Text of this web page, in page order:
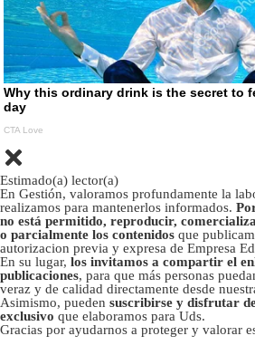
Estimado(a) lector(a)
En Gestión, valoramos profundamente la
realizamos para mantenerlos informados.
no está permitido, reproducir,
o parcialmente los contenidos que
autorizacion previa y expresa de Empresa
En su lugar, los invitamos a compartir el
publicaciones, para que más personas
veraz y de calidad directamente desde
Asimismo, pueden suscribirse y disfrutar
exclusivo que elaboramos para Uds.
Gracias por ayudarnos a proteger y valorar